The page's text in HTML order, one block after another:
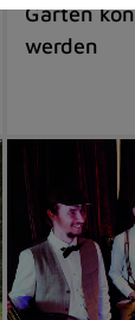
Garten
werden